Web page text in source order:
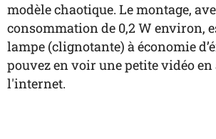
modèle chaotique. Le montage,
consommation de 0,2 W environ,
lampe (clignotante) à économie
pouvez en voir une petite vidéo
l'internet.